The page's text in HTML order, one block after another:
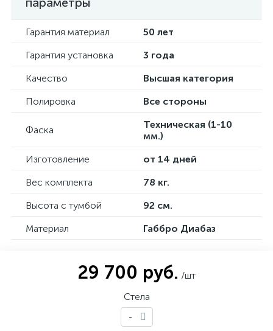
Гарантия материал
50 лет
Гарантия установка
3 года
Качество
Высшая категория
Полировка
Все стороны
Фаска
Техническая (1-10
мм.)
Изготовление
от 14 дней
Вес комплекта
78 кг.
Высота с тумбой
92 см.
Материал
Габбро Диабаз
29 700 руб. /шт
Стела
-